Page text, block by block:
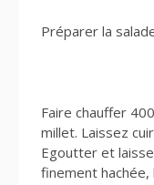
Préparer la
Faire chauffer
millet. Laissez
Egoutter et
finement hachée,